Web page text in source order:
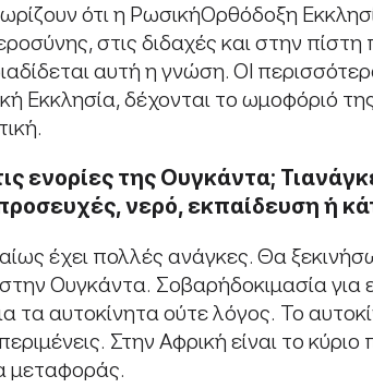
ότι η ΡωσικήΟρθόδοξη
στις διδαχές και στην
αυτή η γνώση. ΟΙ
Εκκλησία, δέχονται το ωμοφόριό
ενορίες της Ουγκάντα; Τι
νερό, εκπαίδευση ή
έχει πολλές ανάγκες. Θα
στην Ουγκάντα. Σοβαρήδοκιμασία
τα αυτοκίνητα ούτε λόγος. Το
Στην Αφρική είναι το
μεταφοράς.